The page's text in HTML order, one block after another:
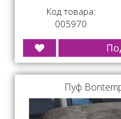
Код товара:
005970
Пуф